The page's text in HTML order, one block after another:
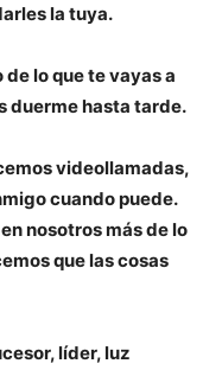
la tuya.
de lo que te vayas a
duerme hasta tarde.
videollamadas,
cuando puede.
nosotros más de lo
que las cosas
líder, luz